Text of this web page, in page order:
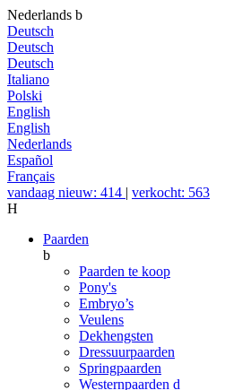
Nederlands b
Deutsch
Deutsch
Deutsch
Italiano
Polski
English
English
Nederlands
Español
Français
vandaag nieuw: 414 | verkocht: 563
H
Paarden
b
Paarden te koop
Pony's
Embryo’s
Veulens
Dekhengsten
Dressuurpaarden
Springpaarden
Westernpaarden d